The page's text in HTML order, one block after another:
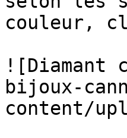
couleur,
![Diamant
bijoux-
content/